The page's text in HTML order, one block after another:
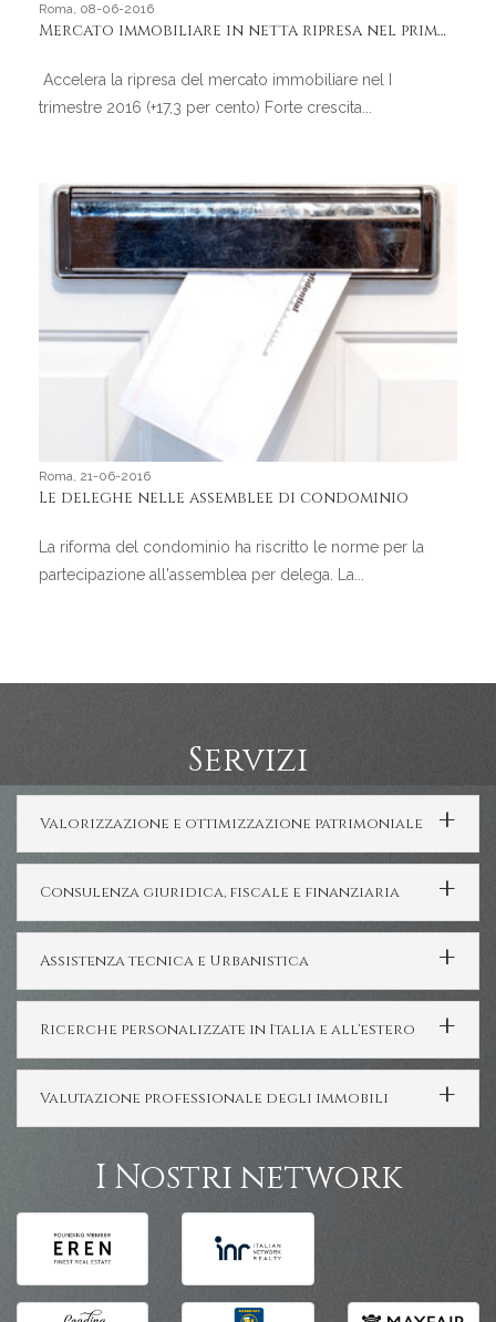
Roma, 08-06-2016
Mercato immobiliare in netta ripresa nel primo trimestre 2016
Accelera la ripresa del mercato immobiliare nel I
trimestre 2016 (+17,3 per cento) Forte crescita...
Roma, 21-06-2016
Le deleghe nelle assemblee di condominio
La riforma del condominio ha riscritto le norme per la
partecipazione all'assemblea per delega. La...
Servizi
Valorizzazione e ottimizzazione patrimoniale
Consulenza giuridica, fiscale e finanziaria
Assistenza tecnica e Urbanistica
Ricerche personalizzate in Italia e all'estero
Valutazione professionale degli immobili
I Nostri network